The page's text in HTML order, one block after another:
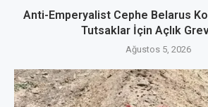
Anti-Emperyalist Cephe Belarus
Tutsaklar İçin Açlık
Ağustos 5, 2026